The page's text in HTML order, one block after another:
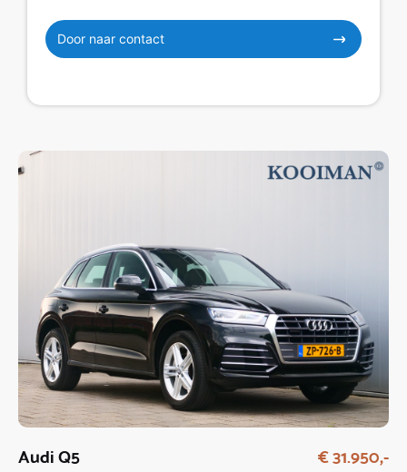
Door naar contact
Audi Q5 € 31.950,-